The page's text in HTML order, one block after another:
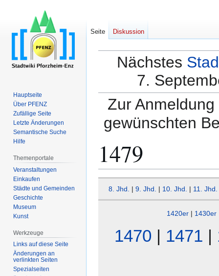
Nächstes
7.
Zur
gewünschten
1479
Navigation
Suche
8. Jhd. | 9. Jhd. | 10. Jhd. | 11. Jhd.
1420er | 1430er
1470 | 1471 |
Seite Diskussion
Hauptseite
Über PFENZ
Zufällige Seite
Letzte Änderungen
Semantische Suche
Hilfe
Themenportale
Veranstaltungen
Einkaufen
Städte und Gemeinden
Geschichte
Museum
Kunst
Werkzeuge
Links auf diese Seite
Änderungen an
verlinkten Seiten
Spezialseiten